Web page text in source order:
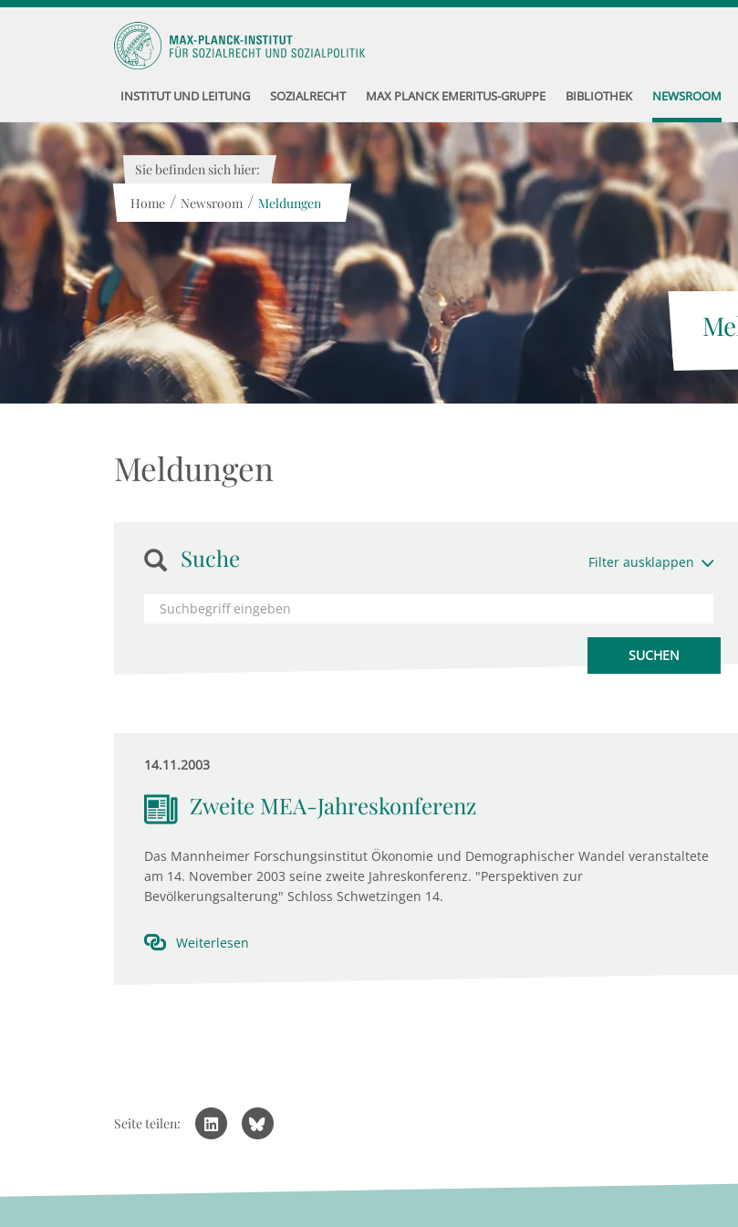
INSTITUT UND LEITUNG SOZIALRECHT MAX PLANCK EMERITUS-GRUPPE BIBLIOTHEK NEWSROOM
Sie befinden sich hier:
Home / Newsroom / Meldungen
Meldungen
Suche Filter ausklappen
14.11.2003
Zweite MEA-Jahreskonferenz
Das Mannheimer Forschungsinstitut Ökonomie und Demographischer Wandel veranstaltete
am 14. November 2003 seine zweite Jahreskonferenz. "Perspektiven zur
Bevölkerungsalterung" Schloss Schwetzingen 14.
Weiterlesen
Seite teilen: